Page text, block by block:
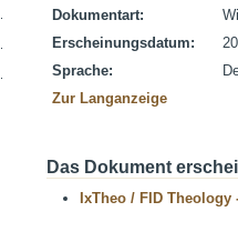
Dokumentart:
Erscheinungsdatum:
Sprache:
Zur Langanzeige
Das Dokument
IxTheo / FID Theology